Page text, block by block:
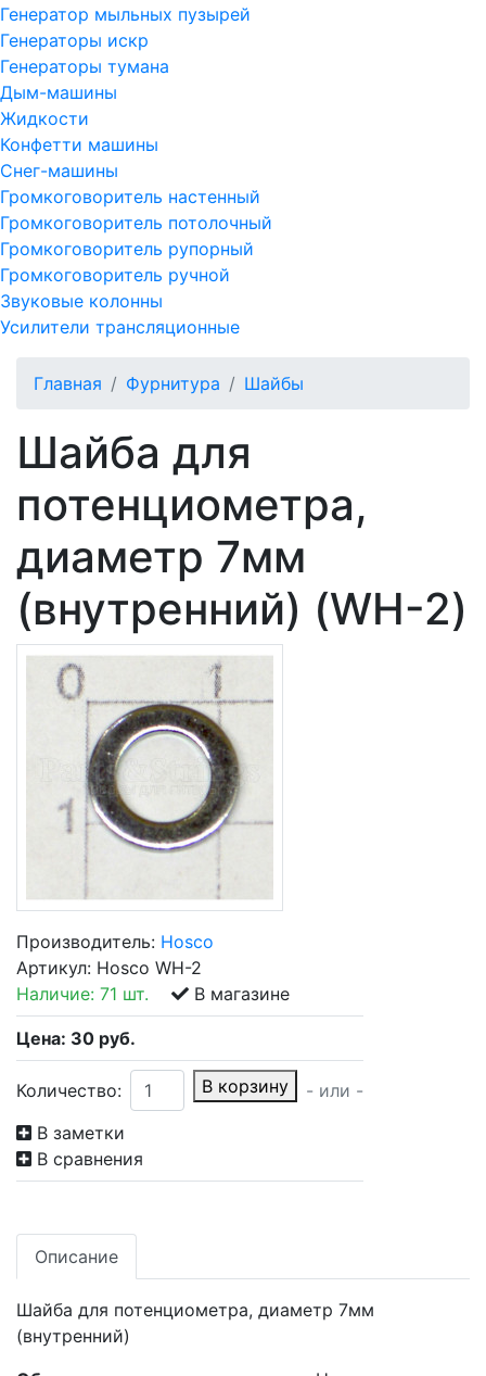
Генератор мыльных пузырей
Генераторы искр
Генераторы тумана
Дым-машины
Жидкости
Конфетти машины
Снег-машины
Громкоговоритель настенный
Громкоговоритель потолочный
Громкоговоритель рупорный
Громкоговоритель ручной
Звуковые колонны
Усилители трансляционные
Главная Фурнитура Шайбы
Шайба для
потенциометра,
диаметр 7мм
(внутренний) (WH-2)
Производитель: Hosco
Артикул: Hosco WH-2
Наличие: 71 шт. В магазине
Цена: 30 руб.
Количество: В корзину
- или -
В заметки
В сравнения
Описание
Шайба для потенциометра, диаметр 7мм
(внутренний)